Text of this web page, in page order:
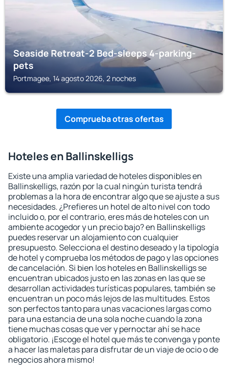
Seaside Retreat-2 Bed-sleeps 4-parking-
pets
Portmagee, 14 agosto 2026, 2 noches
Comprueba otras ofertas
Hoteles en Ballinskelligs
Existe una amplia variedad de hoteles disponibles en
Ballinskelligs, razón por la cual ningún turista tendrá
problemas a la hora de encontrar algo que se ajuste a sus
necesidades. ¿Prefieres un hotel de alto nivel con todo
incluido o, por el contrario, eres más de hoteles con un
ambiente acogedor y un precio bajo? en Ballinskelligs
puedes reservar un alojamiento con cualquier
presupuesto. Selecciona el destino deseado y la tipología
de hotel y comprueba los métodos de pago y las opciones
de cancelación. Si bien los hoteles en Ballinskelligs se
encuentran ubicados justo en las zonas en las que se
desarrollan actividades turísticas populares, también se
encuentran un poco más lejos de las multitudes. Estos
son perfectos tanto para unas vacaciones largas como
para una estancia de una sola noche cuando la zona
tiene muchas cosas que ver y pernoctar ahí se hace
obligatorio. ¡Escoge el hotel que más te convenga y ponte
a hacer las maletas para disfrutar de un viaje de ocio o de
negocios ahora mismo!